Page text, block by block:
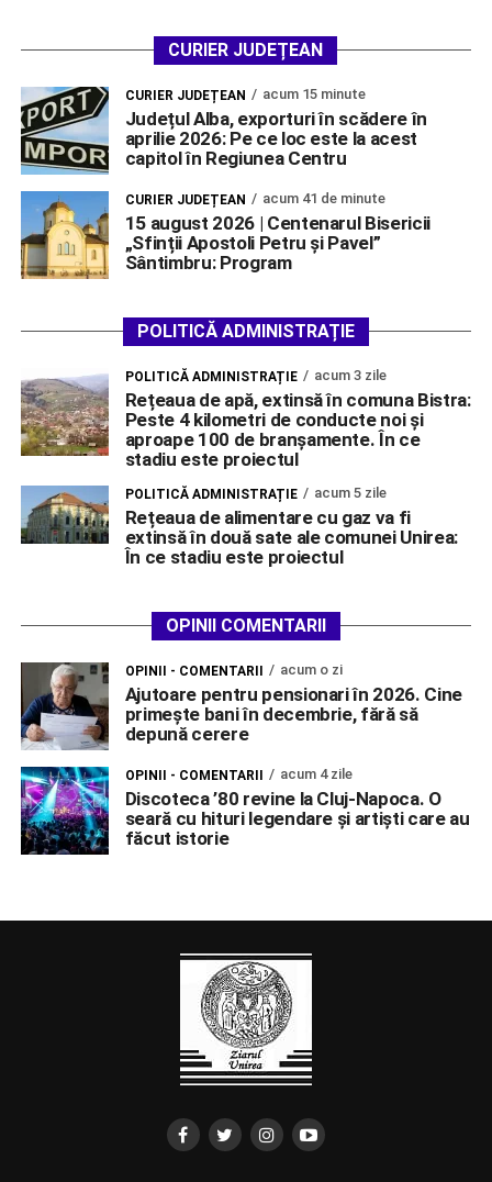
CURIER JUDEȚEAN
CURIER JUDEȚEAN acum 15 minute
Județul Alba, exporturi în scădere în
aprilie 2026: Pe ce loc este la acest
capitol în Regiunea Centru
CURIER JUDEȚEAN acum 41 de minute
15 august 2026 | Centenarul Bisericii
„Sfinții Apostoli Petru și Pavel”
Sântimbru: Program
POLITICĂ ADMINISTRAȚIE
POLITICĂ ADMINISTRAȚIE acum 3 zile
Rețeaua de apă, extinsă în comuna Bistra:
Peste 4 kilometri de conducte noi și
aproape 100 de branșamente. În ce
stadiu este proiectul
POLITICĂ ADMINISTRAȚIE acum 5 zile
Rețeaua de alimentare cu gaz va fi
extinsă în două sate ale comunei Unirea:
În ce stadiu este proiectul
OPINII COMENTARII
OPINII - COMENTARII acum o zi
Ajutoare pentru pensionari în 2026. Cine
primește bani în decembrie, fără să
depună cerere
OPINII - COMENTARII acum 4 zile
Discoteca ’80 revine la Cluj-Napoca. O
seară cu hituri legendare și artiști care au
făcut istorie